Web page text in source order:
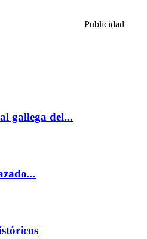
Publicidad
gallega del...